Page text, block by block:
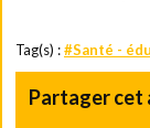
Tag(s) :#Santé -
Partager cet